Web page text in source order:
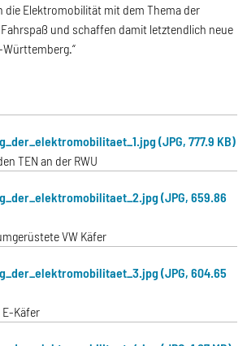
die Elektromobilität mit dem Thema der
und schaffen damit letztendlich neue
(JPG, 777.9 KB)
TEN an der RWU
(JPG, 659.86
VW Käfer
(JPG, 604.65
Käfer